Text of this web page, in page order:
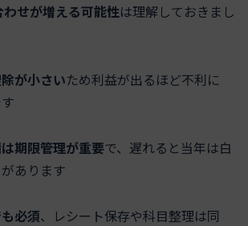
せが増える可能性は理解しておきまし
が小さいため利益が出るほど不利に
期限管理が重要で、遅れると当年は白
あります
必須、レシート保存や科目整理は同